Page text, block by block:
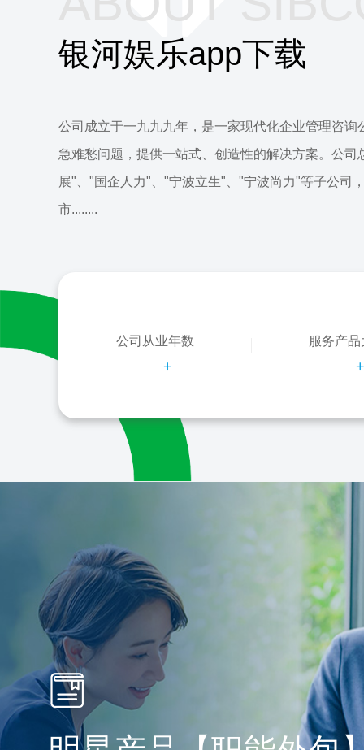
银河娱乐app下载
公司成立于一九九九年，是一家现代化企业管理咨询
急难愁问题，提供一站式、创造性的解决方案。公
展"、"国企人力"、"宁波立生"、"宁波尚力"等子公司
市........
公司从业年数
+
服务产